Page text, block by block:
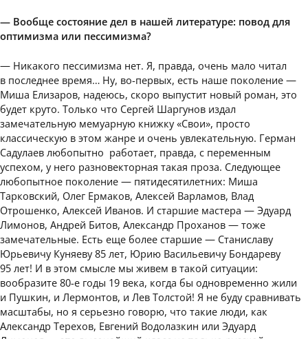
— Вообще состояние дел в нашей литературе: повод для
оптимизма или пессимизма?
— Никакого пессимизма нет. Я, правда, очень мало читал
в последнее время… Ну, во-первых, есть наше поколение —
Миша Елизаров, надеюсь, скоро выпустит новый роман, это
будет круто. Только что Сергей Шаргунов издал
замечательную мемуарную книжку «Свои», просто
классическую в этом жанре и очень увлекательную. Герман
Садулаев любопытно работает, правда, с переменным
успехом, у него разновекторная такая проза. Следующее
любопытное поколение — пятидесятилетних: Миша
Тарковский, Олег Ермаков, Алексей Варламов, Влад
Отрошенко, Алексей Иванов. И старшие мастера — Эдуард
Лимонов, Андрей Битов, Александр Проханов — тоже
замечательные. Есть еще более старшие — Станиславу
Юрьевичу Куняеву 85 лет, Юрию Васильевичу Бондареву
95 лет! И в этом смысле мы живем в такой ситуации:
вообразите 80-е годы 19 века, когда бы одновременно жили
и Пушкин, и Лермонтов, и Лев Толстой! Я не буду сравнивать
масштабы, но я серьезно говорю, что такие люди, как
Александр Терехов, Евгений Водолазкин или Эдуард